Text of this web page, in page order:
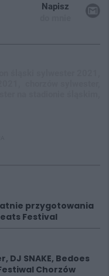
Napisz
przygotowania
Festival
DJ SNAKE, Bedoes
Chorzów